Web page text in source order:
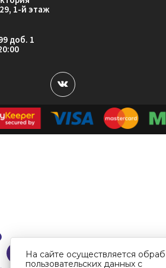
1-й этаж
доб. 1
На сайте осуществляется
пользовательских данных с